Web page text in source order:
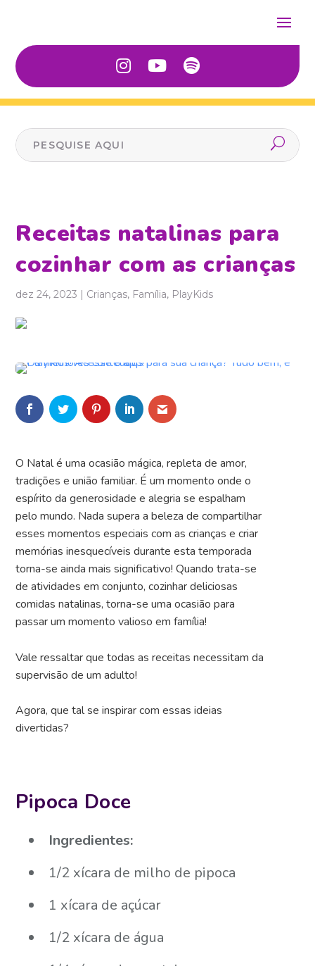
Receitas natalinas para
cozinhar com as crianças
dez 24, 2023 | Crianças, Família, PlayKids
O Natal é uma ocasião mágica, repleta de amor,
tradições e união familiar. É um momento onde o
espírito da generosidade e alegria se espalham
pelo mundo. Nada supera a beleza de compartilhar
esses momentos especiais com as crianças e criar
memórias inesquecíveis durante esta temporada
torna-se ainda mais significativo! Quando trata-se
de atividades em conjunto, cozinhar deliciosas
comidas natalinas, torna-se uma ocasião para
passar um momento valioso em família!
Vale ressaltar que todas as receitas necessitam da
supervisão de um adulto!
Agora, que tal se inspirar com essas ideias
divertidas?
Pipoca Doce
Ingredientes:
1/2 xícara de milho de pipoca
1 xícara de açúcar
1/2 xícara de água